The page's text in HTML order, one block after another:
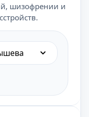
шизофрении и